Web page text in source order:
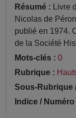
Résumé : Livre
Nicolas de
publié en 1974.
de la Société
Mots-clés : 0
Rubrique :
Sous-Rubrique
Indice /